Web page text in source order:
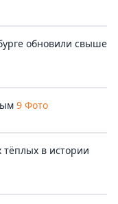
обновили свыше
9 Фото
в истории